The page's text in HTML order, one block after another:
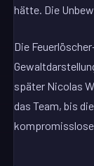
hätte. Die
Die
später Nicolas
das Team, bis